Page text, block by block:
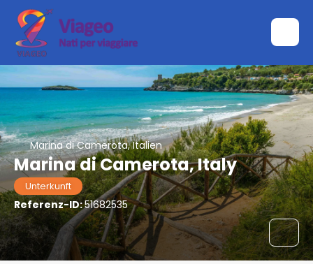
Marina di Camerota, Italien
Marina di Camerota, Italy
Unterkunft
Referenz-ID:51682535